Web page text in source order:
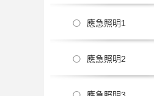
應急照明1
應急照明2